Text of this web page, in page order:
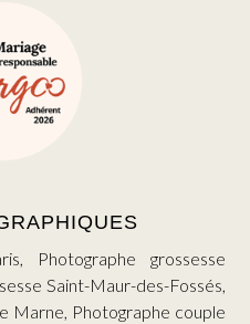
Photographe grossesse
Saint-Maur-des-Fossés,
Marne, Photographe couple